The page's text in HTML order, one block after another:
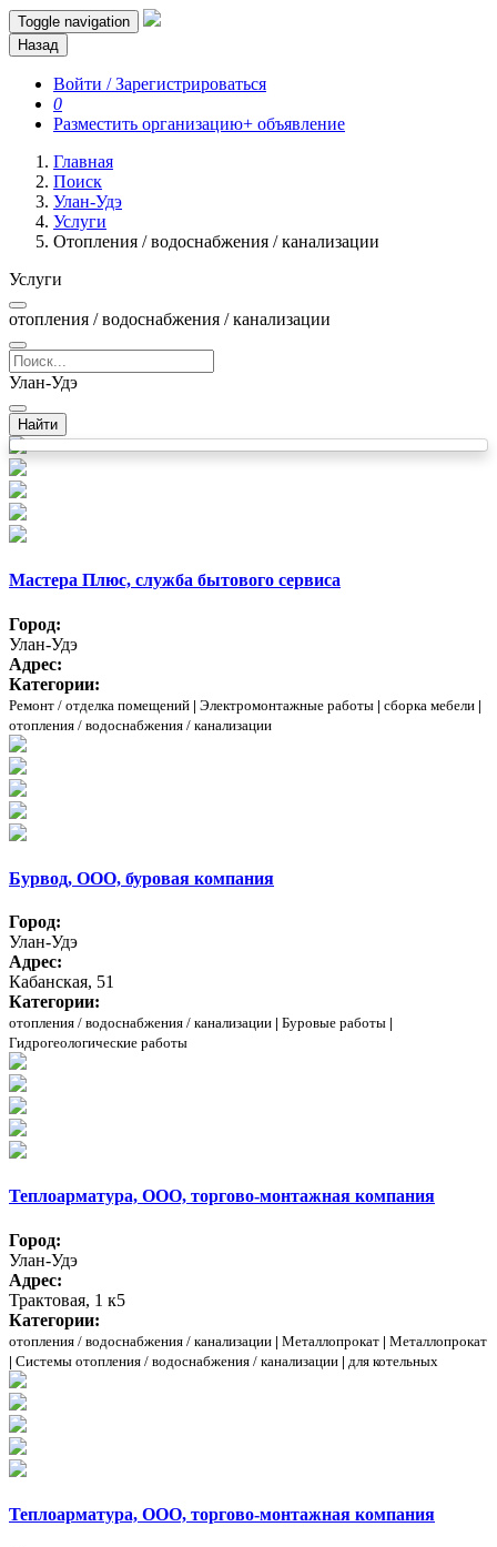
Toggle navigation
Назад
Войти / Зарегистрироваться
0
Разместить организацию+ объявление
Главная
Поиск
Улан-Удэ
Услуги
Отопления / водоснабжения / канализации
Услуги
отопления / водоснабжения / канализации
Улан-Удэ
Найти
Мастера Плюс, служба бытового сервиса
Город:
Улан-Удэ
Адрес:
Категории:
Ремонт / отделка помещений | Электромонтажные работы | сборка мебели |
отопления / водоснабжения / канализации
Бурвод, ООО, буровая компания
Город:
Улан-Удэ
Адрес:
Кабанская, 51
Категории:
отопления / водоснабжения / канализации | Буровые работы |
Гидрогеологические работы
Теплоарматура, ООО, торгово-монтажная компания
Город:
Улан-Удэ
Адрес:
Трактовая, 1 к5
Категории:
отопления / водоснабжения / канализации | Металлопрокат | Металлопрокат
| Системы отопления / водоснабжения / канализации | для котельных
Теплоарматура, ООО, торгово-монтажная компания